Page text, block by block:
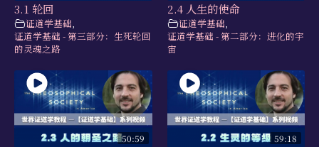
3.1 轮回
证道学基础,
证道学基础 - 第三部分：生死轮回
的灵魂之路
2.4 人生的使命
证道学基础,
证道学基础 - 第二部分：进化的宇
宙
50:59 59:18